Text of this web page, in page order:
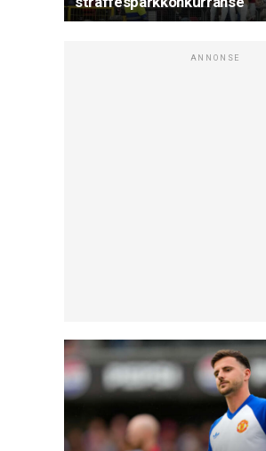
ANNONSE